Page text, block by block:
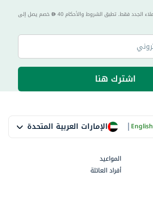
اشترك هنا
الإمارات العربية المتحدة |English
المواعيد
أفراد العائلة